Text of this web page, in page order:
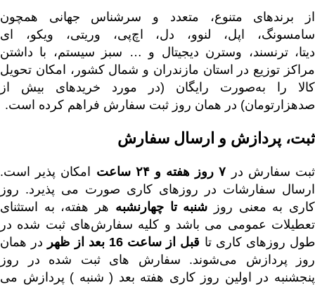
از برندهای متنوع، متعدد و سرشناس جهانی همچون
سامسونگ، اپل، لنوو، دل، اچ‌پی، وریتی، ویکو، ای
دیتا،ترنسند، وسترن دیجیتال و … سبز سیستم، با داشتن
مراکز توزیع در استان مازندران و شمال کشور، امکان تحویل
کالا را به‌صورت رایگان (در مورد خریدهای بیش از
صدهزارتومان) در همان روز ثبت سفارش فراهم کرده است.
ثبت، پردازش و ارسال سفارش
ثبت سفارش در ۷ روز هفته و ۲۴ ساعت
امکان پذیر است.
ارسال سفارشات در روزهای کاری صورت می پذیرد. روز
کاری به معنی روز شنبه تا چهارنشبه هر هفته، به استثنای
تعطیلات عمومی می باشد و کلیه سفارش‏‌های ثبت شده در
طول روزهای کاری تا قبل از ساعت 16 بعد از ظهر
در همان
روز پردازش می‌‏شوند. سفارش های ثبت شده در روز
پنجشنبه در اولین روز کاری هفته بعد ( شنبه ) پردازش می